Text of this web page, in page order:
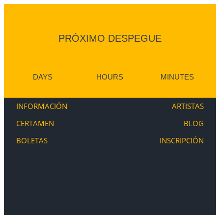
PRÓXIMO DESPEGUE
DAYS HOURS MINUTES
INFORMACIÓN
CERTAMEN
BOLETAS
ARTISTAS
BLOG
INSCRIPCIÓN